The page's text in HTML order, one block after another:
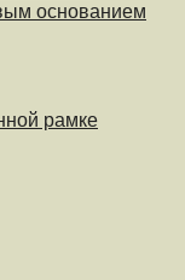
основанием
рамке